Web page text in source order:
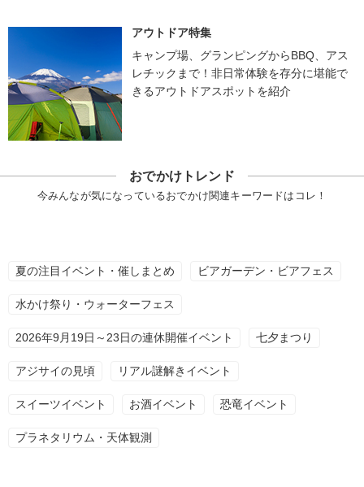
アウトドア特集
キャンプ場、グランピングからBBQ、アス
レチックまで！非日常体験を存分に堪能で
きるアウトドアスポットを紹介
おでかけトレンド
今みんなが気になっているおでかけ関連キーワードはコレ！
夏の注目イベント・催しまとめ ビアガーデン・ビアフェス
水かけ祭り・ウォーターフェス
2026年9月19日～23日の連休開催イベント 七夕まつり
アジサイの見頃 リアル謎解きイベント
スイーツイベント お酒イベント 恐竜イベント
プラネタリウム・天体観測